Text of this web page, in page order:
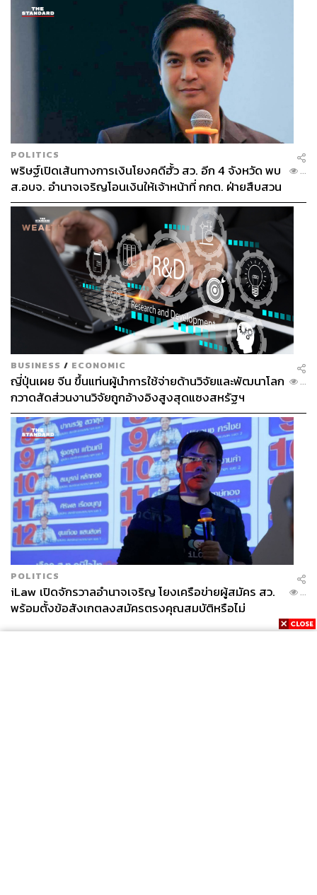
POLITICS
พริษฐ์เปิดเส้นทางการเงินโยงคดีฮั้ว สว. อีก 4 จังหวัด พบ
ส.อบจ. อำนาจเจริญโอนเงินให้เจ้าหน้าที่ กกต. ฝ่ายสืบสวน
...
BUSINESS / ECONOMIC
ญี่ปุ่นเผย จีน ขึ้นแท่นผู้นำการใช้จ่ายด้านวิจัยและพัฒนาโลก
กวาดสัดส่วนงานวิจัยถูกอ้างอิงสูงสุดแซงสหรัฐฯ
...
POLITICS
iLaw เปิดจักรวาลอำนาจเจริญ โยงเครือข่ายผู้สมัคร สว.
พร้อมตั้งข้อสังเกตลงสมัครตรงคุณสมบัติหรือไม่
...